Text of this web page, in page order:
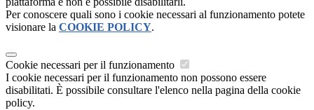
Per conoscere quali sono i cookie necessari al funzionamento potete
visionare la COOKIE POLICY.
Cookie necessari per il funzionamento
I cookie necessari per il funzionamento non possono essere
disabilitati. È possibile consultare l'elenco nella pagina della cookie
policy.